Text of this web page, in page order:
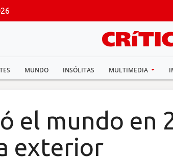
MUNDO INSÓLITAS MULTIMEDIA
el mundo en
exterior